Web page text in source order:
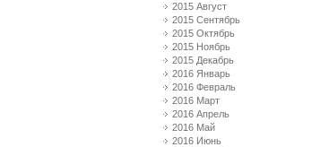
2015 Август
2015 Сентябрь
2015 Октябрь
2015 Ноябрь
2015 Декабрь
2016 Январь
2016 Февраль
2016 Март
2016 Апрель
2016 Май
2016 Июнь